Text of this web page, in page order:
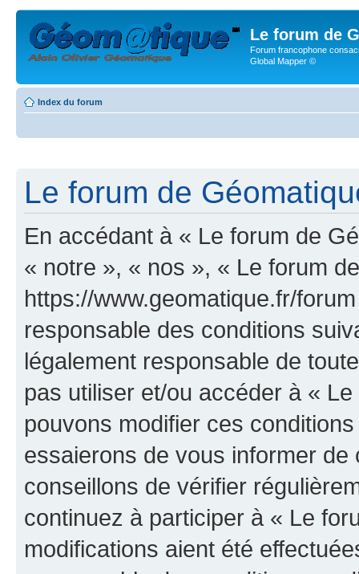
Le forum de
Forum francophone
Global Mapper ©
Index du forum
Le forum de
En accédant à « Le forum de
« notre », « nos », « Le forum
https://www.geomatique.fr/
responsable des conditions
légalement responsable de
pas utiliser et/ou accéder à «
pouvons modifier ces
essaierons de vous informer
conseillons de vérifier
continuez à participer à « Le
modifications aient été